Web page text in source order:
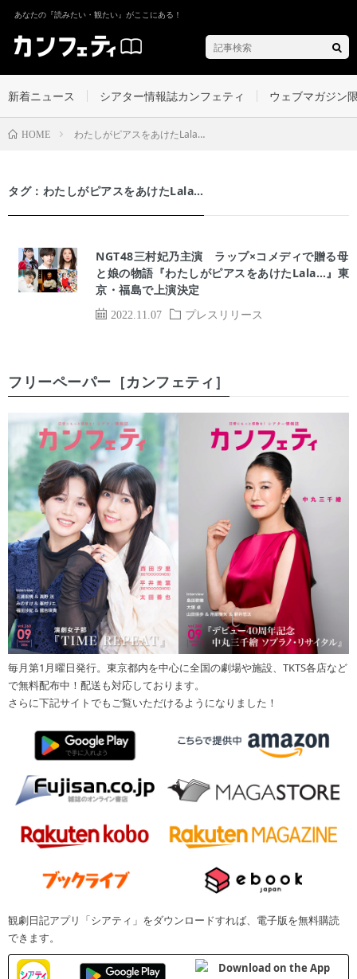
あなたの『読みたい・観たい』がここにある！
新着ニュース シアター情報誌カンフェティ ウェブマガジン
HOME わたしがピアスをあけたLala…
タグ：わたしがピアスをあけたLala…
2022.11.07 プレスリリース
NGT48三村妃乃主演 ラップ×コメディで贈る母
と娘の物語『わたしがピアスをあけたLala…』東
京・福島で上演決定
フリーペーパー［カンフェティ］
毎月第1月曜日発行。東京都内を中心に全国の劇場や施設、TKTS各店など
で無料配布中！配送も対応しております。
さらに下記サイトでもご覧いただけるようになりました！
観劇日記アプリ「シアティ」をダウンロードすれば、電子版を無料購読
できます。